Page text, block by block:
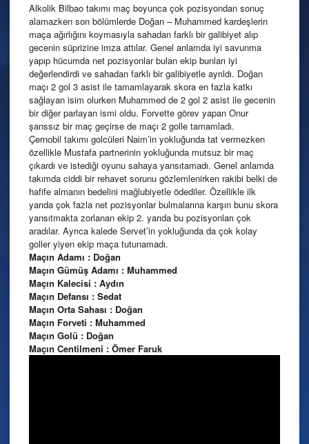
Alkolik Bilbao takımı maç boyunca çok pozisyondan sonuç
alamazken son bölümlerde Doğan – Muhammed kardeşlerin
maça ağırlığını koymasıyla sahadan farklı bir galibiyet alıp
gecenin süprizine imza attılar. Genel anlamda iyi savunma
yapıp hücumda net pozisyonlar bulan ekip bunları iyi
değerlendirdi ve sahadan farklı bir galibiyetle ayrıldı. Doğan
maçı 2 gol 3 asist ile tamamlayarak skora en fazla katkı
sağlayan isim olurken Muhammed de 2 gol 2 asist ile gecenin
bir diğer parlayan ismi oldu. Forvette görev yapan Onur
şanssız bir maç geçirse de maçı 2 golle tamamladı.
Çernobil takımı golcüleri Naim’in yokluğunda tat vermezken
özellikle Mustafa partnerinin yokluğunda mutsuz bir maç
çıkardı ve istediği oyunu sahaya yansıtamadı. Genel anlamda
takımda ciddi bir rehavet sorunu gözlemlenirken rakibi belki de
hafife almanın bedelini mağlubiyetle ödediler. Özellikle ilk
yarıda çok fazla net pozisyonlar bulmalarına karşın bunu skora
yansıtmakta zorlanan ekip 2. yarıda bu pozisyonları çok
aradılar. Ayrıca kalede Servet’in yokluğunda da çok kolay
goller yiyen ekip maça tutunamadı.
Maçın Adamı : Doğan
Maçın Gümüş Adamı : Muhammed
Maçın Kalecisi : Aydın
Maçın Defansı : Sedat
Maçın Orta Sahası : Doğan
Maçın Forveti : Muhammed
Maçın Golü : Doğan
Maçın Centilmeni : Ömer Faruk